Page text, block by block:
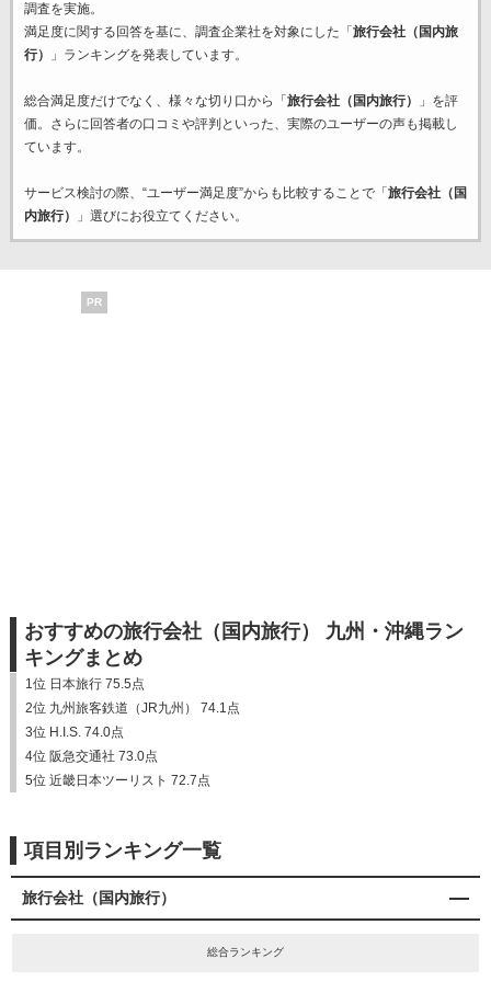
調査を実施。
満足度に関する回答を基に、調査企業社を対象にした「 旅行会社（国内旅
行）
」ランキングを発表しています。
総合満足度だけでなく、様々な切り口から「 旅行会社（国内旅行）
」を評
価。さらに回答者の口コミや評判といった、実際のユーザーの声も掲載し
ています。
サービス検討の際、“ユーザー満足度”からも比較することで「 旅行会社（国
内旅行）
」選びにお役立てください。
PR
おすすめの旅行会社（国内旅行） 九州・沖縄ラン
キングまとめ
1位 日本旅行 75.5点
2位 九州旅客鉄道（JR九州） 74.1点
3位 H.I.S. 74.0点
4位 阪急交通社 73.0点
5位 近畿日本ツーリスト 72.7点
項目別ランキング一覧
旅行会社（国内旅行）
総合ランキング